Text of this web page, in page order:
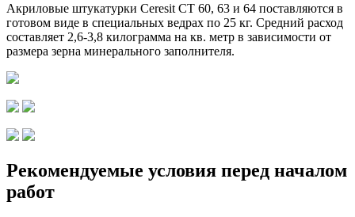
Акриловые штукатурки Ceresit СТ 60, 63 и 64 поставляются в
готовом виде в специальных ведрах по 25 кг. Средний расход
составляет 2,6-3,8 килограмма на кв. метр в зависимости от
размера зерна минерального заполнителя.
Рекомендуемые условия перед началом
работ